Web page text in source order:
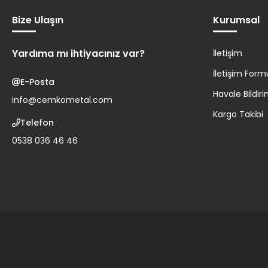
85.000,00 TL
Bize Ulaşın
Yardıma mı ihtiyacınız var?
E-Posta
info@cemkometal.com
Telefon
0538 036 46 46
Kurumsal
İletişim
İletişim
Havale
Kargo Takibi